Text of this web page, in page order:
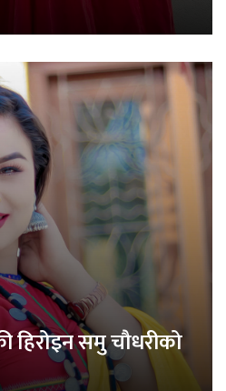
हिरोइन समु चौधरीको